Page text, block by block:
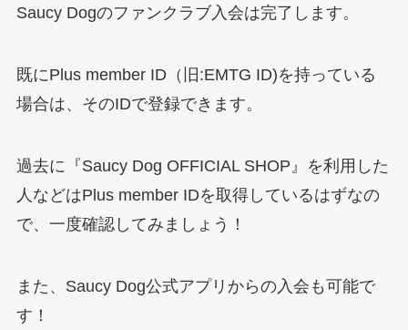
Saucy Dogのファンクラブ入会は完了します。
既にPlus member ID（旧:EMTG ID)を持っている
場合は、そのIDで登録できます。
過去に『Saucy Dog OFFICIAL SHOP』を利用した
人などはPlus member IDを取得しているはずなの
で、一度確認してみましょう！
また、Saucy Dog公式アプリからの入会も可能で
す！